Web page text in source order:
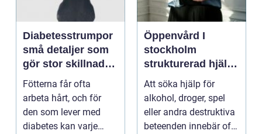
Diabetesstrumpor
små detaljer som
gör stor skillnad
för fötterna
Fötterna får ofta
arbeta hårt, och för
den som lever med
diabetes kan varje
Öppenvård I
stockholm
strukturerad hjälp i
vardagen
Att söka hjälp för
alkohol, droger, spel
eller andra destruktiva
beteenden innebär ofta